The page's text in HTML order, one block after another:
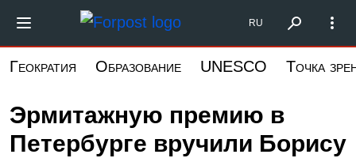
основному
Форпост Северо-Запад
RU
Геократия Образование UNESCO Точка
Эрмитажную премию в
Петербурге вручили Борису